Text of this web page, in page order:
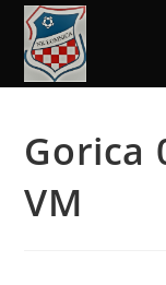
Gorica
VM